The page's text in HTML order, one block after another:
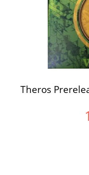
Theros